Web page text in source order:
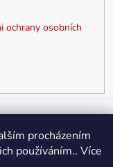
procházením
používáním.. Více
ochrany osobních